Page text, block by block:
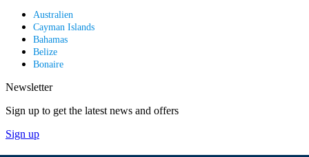
Australien
Cayman Islands
Bahamas
Belize
Bonaire
Newsletter
Sign up to get the latest news and offers
Sign up